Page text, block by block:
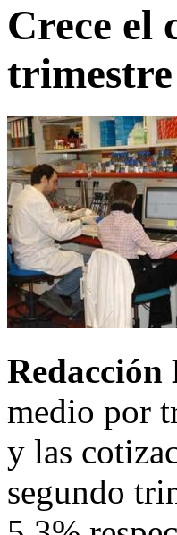
Crece el
Redacción
medio por
y las
segundo